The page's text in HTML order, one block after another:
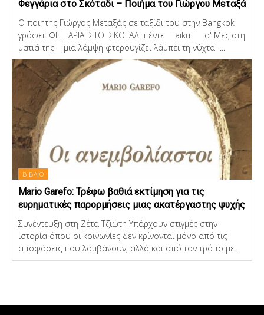
Φεγγάρια στο Σκόταδι – Ποιήμα του Γιώργου Μεταξά
Ο ποιητής Γιώργος Μεταξάς σε ταξίδι του στην Bangkok
γράφει: ΦΕΓΓΑΡΙΑ ΣΤΟ ΣΚΟΤΑΔΙ πέντε Haiku α' Μες στη
ματιά της μια λάμψη φτερουγίζει λάμπει τη νύχτα ...
ΒΙΒΛΙΟ
Mario Garefo: Τρέφω βαθιά εκτίμηση για τις
ευρηματικές παρορμήσεις μιας ακατέργαστης ψυχής
Συνέντευξη στη Ζέτα Τζιώτη Υπάρχουν στιγμές στην
ιστορία όπου οι κοινωνίες δεν κρίνονται μόνο από τις
αποφάσεις που λαμβάνουν, αλλά και από τον τρόπο με...